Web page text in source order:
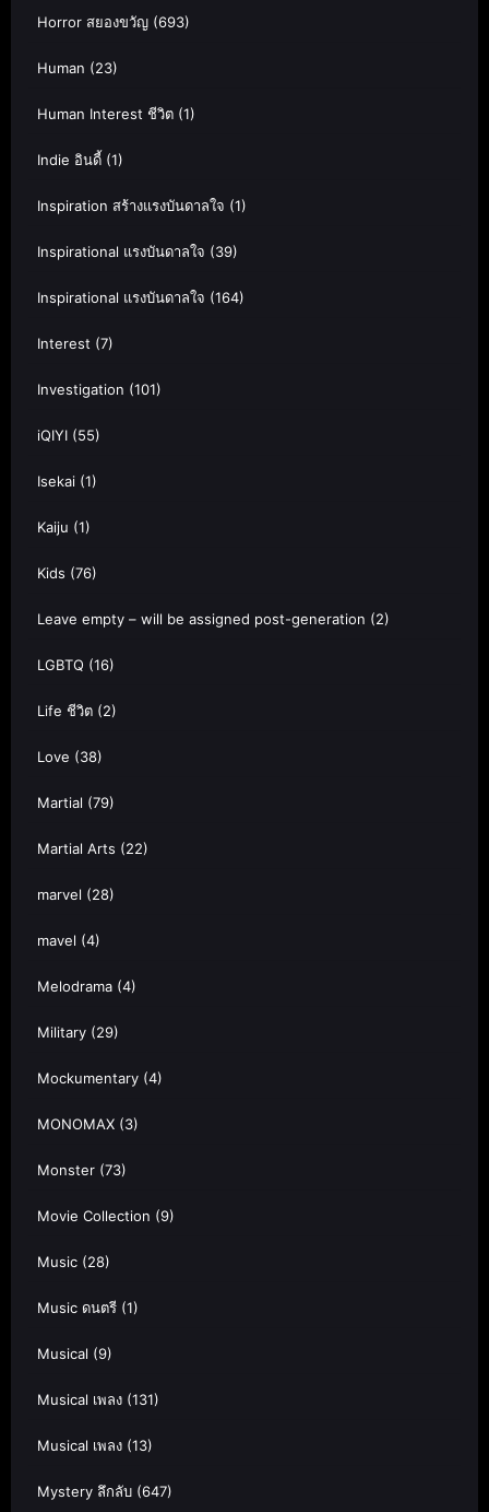
Horror สยองขวัญ (693)
Human (23)
Human Interest ชีวิต (1)
Indie อินดี้ (1)
Inspiration สร้างแรงบันดาลใจ (1)
Inspirational แรงบันดาลใจ (39)
Inspirational แรงบันดาลใจ (164)
Interest (7)
Investigation (101)
iQIYI (55)
Isekai (1)
Kaiju (1)
Kids (76)
Leave empty – will be assigned post-generation (2)
LGBTQ (16)
Life ชีวิต (2)
Love (38)
Martial (79)
Martial Arts (22)
marvel (28)
mavel (4)
Melodrama (4)
Military (29)
Mockumentary (4)
MONOMAX (3)
Monster (73)
Movie Collection (9)
Music (28)
Music ดนตรี (1)
Musical (9)
Musical เพลง (131)
Musical เพลง (13)
Mystery ลึกลับ (647)